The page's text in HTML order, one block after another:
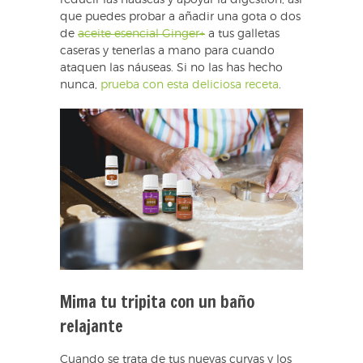
que puedes probar a añadir una gota o dos
de aceite esencial Ginger+ a tus galletas
caseras y tenerlas a mano para cuando
ataquen las náuseas. Si no las has hecho
nunca, prueba con esta deliciosa receta
Mima tu tripita con un baño
relajante
Cuando se trata de tus nuevas curvas y los